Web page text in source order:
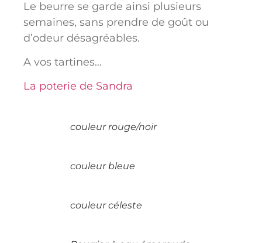
Le beurre se garde ainsi plusieurs
semaines, sans prendre de goût ou
d’odeur désagréables.
A vos tartines…
La poterie de Sandra
couleur rouge/noir
couleur bleue
couleur céleste